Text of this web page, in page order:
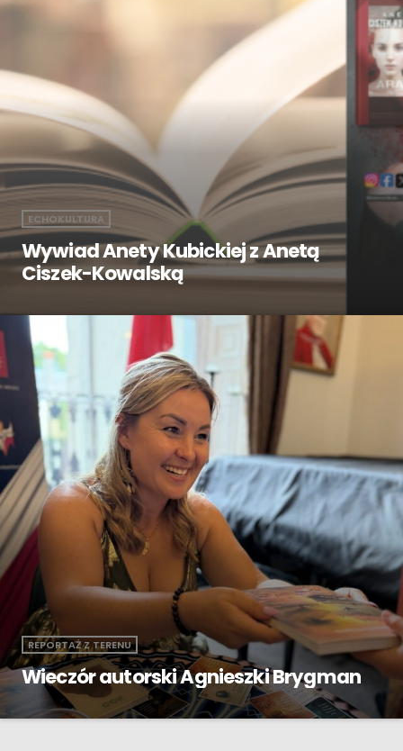
ECHOKULTURA
Wywiad Anety Kubickiej z Anetą
Ciszek-Kowalską
REPORTAŻ Z TERENU
Wieczór autorski Agnieszki Brygman